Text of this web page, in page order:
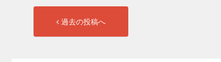
稿
過去の投稿へ
の